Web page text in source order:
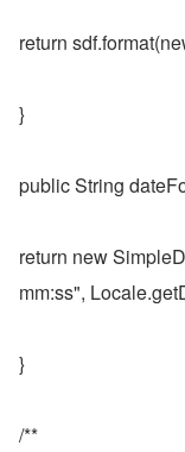
return
}
public String
return new
mm:ss",
}
/**